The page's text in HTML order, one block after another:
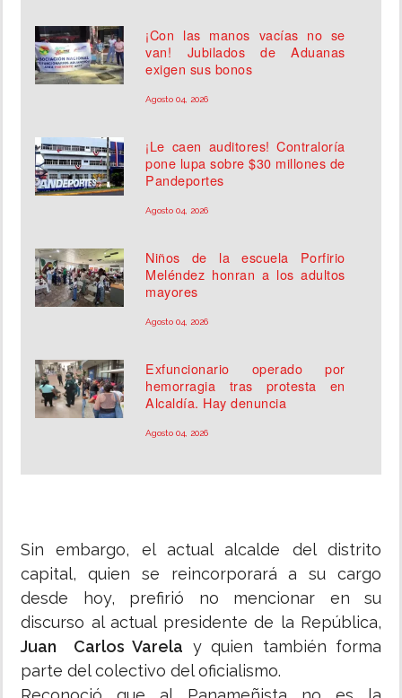
¡Con las manos vacías no se
van! Jubilados de Aduanas
exigen sus bonos
Agosto 04, 2026
¡Le caen auditores! Contraloría
pone lupa sobre $30 millones de
Pandeportes
Agosto 04, 2026
Niños de la escuela Porfirio
Meléndez honran a los adultos
mayores
Agosto 04, 2026
Exfuncionario operado por
hemorragia tras protesta en
Alcaldía. Hay denuncia
Agosto 04, 2026
Sin embargo, el actual alcalde del distrito
capital, quien se reincorporará a su cargo
desde hoy, prefirió no mencionar en su
discurso al actual presidente de la República,
Juan Carlos Varela y quien también forma
parte del colectivo del oficialismo.